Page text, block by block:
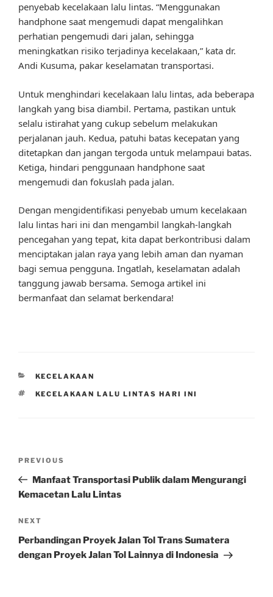
penyebab kecelakaan lalu lintas. “Menggunakan
handphone saat mengemudi dapat mengalihkan
perhatian pengemudi dari jalan, sehingga
meningkatkan risiko terjadinya kecelakaan,” kata dr.
Andi Kusuma, pakar keselamatan transportasi.
Untuk menghindari kecelakaan lalu lintas, ada beberapa
langkah yang bisa diambil. Pertama, pastikan untuk
selalu istirahat yang cukup sebelum melakukan
perjalanan jauh. Kedua, patuhi batas kecepatan yang
ditetapkan dan jangan tergoda untuk melampaui batas.
Ketiga, hindari penggunaan handphone saat
mengemudi dan fokuslah pada jalan.
Dengan mengidentifikasi penyebab umum kecelakaan
lalu lintas hari ini dan mengambil langkah-langkah
pencegahan yang tepat, kita dapat berkontribusi dalam
menciptakan jalan raya yang lebih aman dan nyaman
bagi semua pengguna. Ingatlah, keselamatan adalah
tanggung jawab bersama. Semoga artikel ini
bermanfaat dan selamat berkendara!
CATEGORIES
KECELAKAAN
TAGS
KECELAKAAN LALU LINTAS HARI INI
Previous
Post
PREVIOUS
Manfaat Transportasi Publik dalam Mengurangi
Kemacetan Lalu Lintas
Next
Post
NEXT
Perbandingan Proyek Jalan Tol Trans Sumatera
dengan Proyek Jalan Tol Lainnya di Indonesia